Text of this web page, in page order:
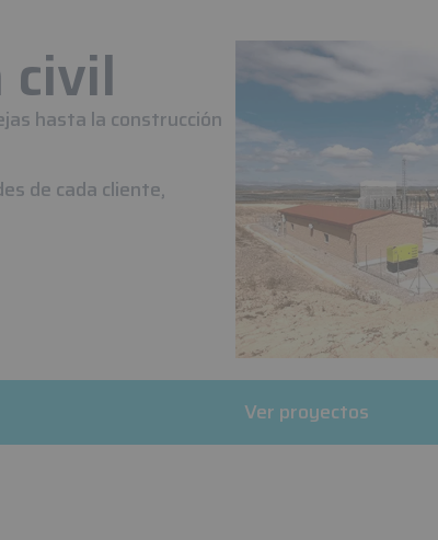
hasta la construcción
de cada cliente,
Ver proyectos